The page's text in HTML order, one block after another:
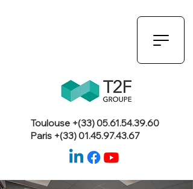
Toulouse +(33)05.61.54.39.60
Paris +(33)01.45.97.43.67